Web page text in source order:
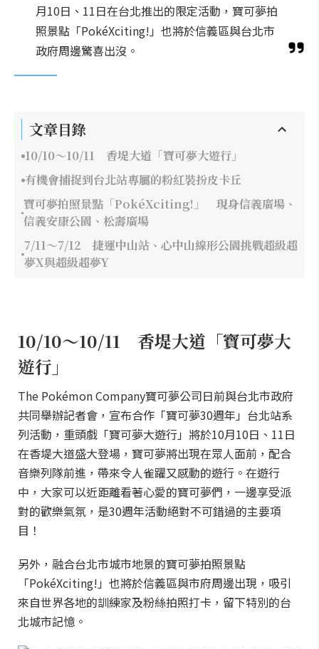
月10日、11日在台北推出的限定活動，寶可夢拍
照景點「PokéXciting!」也將於信義區與台北市
政府周邊驚喜出沒。
文章目錄
10/10～10/11 香堤大道「寶可夢大遊行」
有機會捕捉到台北站專屬的粉紅裝扮皮卡丘
寶可夢拍照景點「PokéXciting!」 現身信義廣場、
信義安康公園、松壽廣場
7/11～7/12 捷運中山站、心中山線形公園挑戰超級超
夢X與超級超夢Y
10/10～10/11 香堤大道「寶可夢大
遊行」
The Pokémon Company寶可夢公司日前與台北市政府
共同舉辦記者會，宣布合作「寶可夢30週年」台北站系
列活動，重頭戲「寶可夢大遊行」將於10月10日、11日
在香堤大道盛大登場，寶可夢將出現在眾人面前，配合
音樂列隊前進，帶來令人雀躍又感動的遊行。在遊行
中，大家可以近距離看著心愛的寶可夢們，一邊享受派
對的歡樂氣氛，是30週年活動絕對不可錯過的主要項
目！
另外，融合台北市城市地景的寶可夢拍照景點
「PokéXciting!」也將於信義區與市府周邊出現，吸引
來自世界各地的訓練家及粉絲拍照打卡，留下特別的台
北城市記憶。